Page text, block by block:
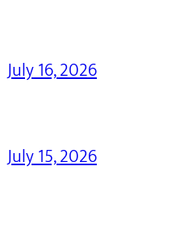
July 16, 2026
July 15, 2026